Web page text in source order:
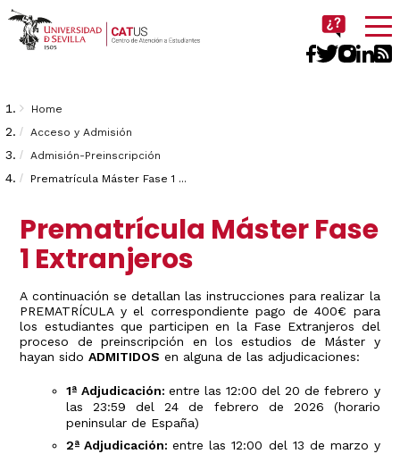
Imagen
Breadcrumbs
You
are
here:
Home
Acceso y Admisión
Admisión-Preinscripción
Prematrícula Máster Fase 1 ...
Prematrícula Máster Fase
1 Extranjeros
A continuación se detallan las instrucciones para realizar la
PREMATRÍCULA y el correspondiente pago de 400€ para
los estudiantes que participen en la Fase Extranjeros del
proceso de preinscripción en los estudios de Máster y
hayan sidoADMITIDOS en alguna de las adjudicaciones:
1ª Adjudicación: entre las 12:00 del 20 de febrero y
las 23:59 del 24 de febrero de 2026 (horario
peninsular de España)
2ª Adjudicación:entre las 12:00 del 13 de marzo y